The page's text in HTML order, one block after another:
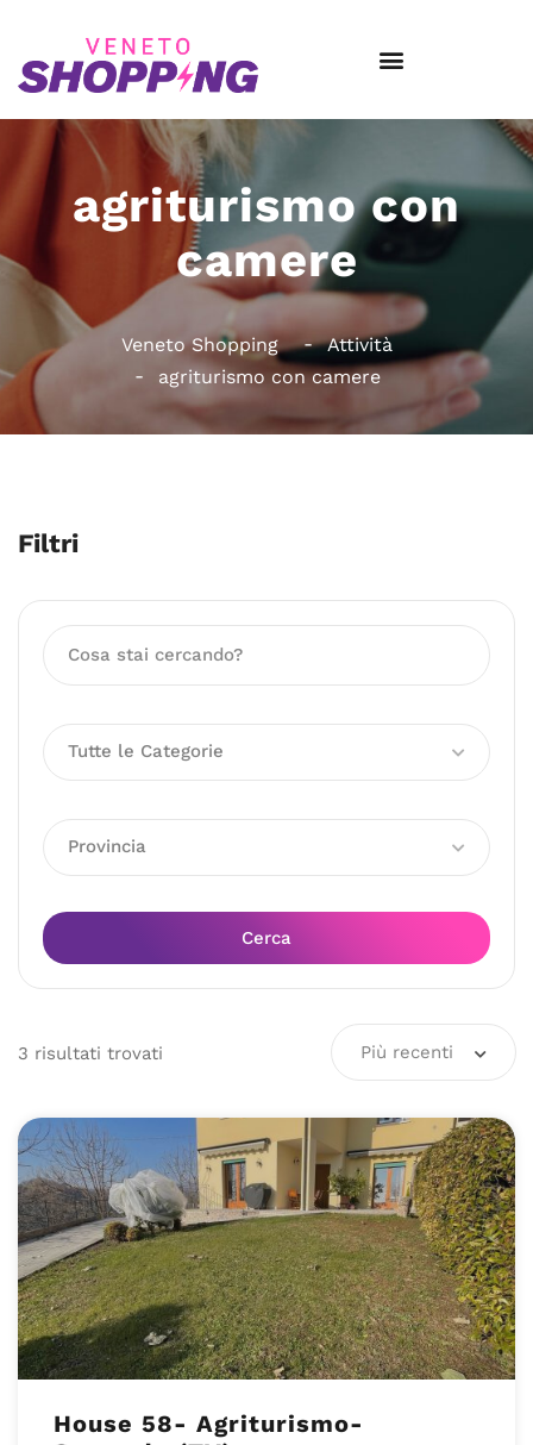
agriturismo con
camere
Veneto Shopping
Attività
agriturismo con camere
Filtri
Tutte le Categorie
Provincia
Cerca
3 risultati trovati Più recenti
House 58- Agriturismo-